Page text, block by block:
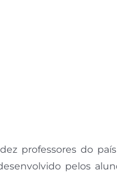
professores do
pelos